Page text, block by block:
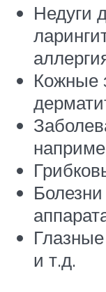
Недуги
Кожные
и т.д.